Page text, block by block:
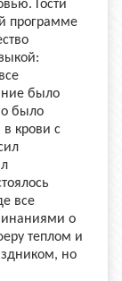
Гости
программе
было
было
крови с
все
о
теплом и
но